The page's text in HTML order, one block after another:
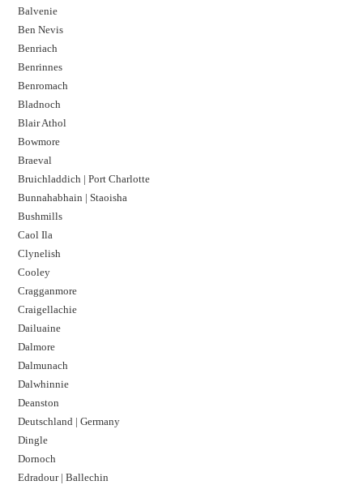
Balvenie
Ben Nevis
Benriach
Benrinnes
Benromach
Bladnoch
Blair Athol
Bowmore
Braeval
Bruichladdich | Port Charlotte
Bunnahabhain | Staoisha
Bushmills
Caol Ila
Clynelish
Cooley
Cragganmore
Craigellachie
Dailuaine
Dalmore​
Dalmunach
Dalwhinnie
Deanston
Deutschland | Germany
Dingle
Dornoch
Edradour | Ballechin